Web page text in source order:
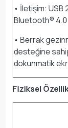
• İletişim:
Bluetooth® 4.0
• Berrak
desteğine
dokunmatik
Fiziksel